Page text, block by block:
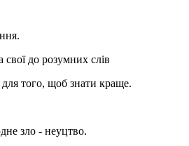
свої до розумних слів
того, щоб знати краще.
зло - неуцтво.